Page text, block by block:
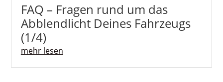
FAQ – Fragen rund um das
Abblendlicht Deines Fahrzeugs
(1/4)
mehr lesen